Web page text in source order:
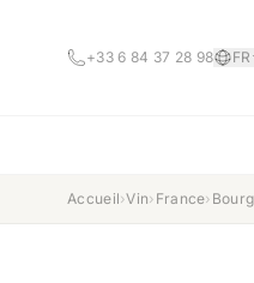
+33 6 84 37 28 98 FR
Accueil›Vin› France›